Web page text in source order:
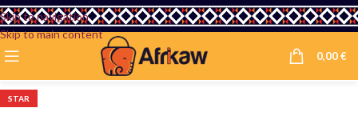
Skip to navigation
Skip to main content
0,00€
STAR